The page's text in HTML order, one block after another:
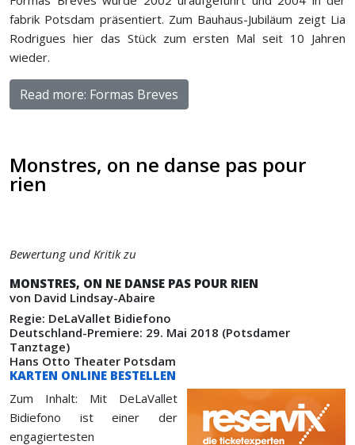
fabrik Potsdam präsentiert. Zum Bauhaus-Jubiläum zeigt Lia
Rodrigues hier das Stück zum ersten Mal seit 10 Jahren
wieder.
Read more: Formas Breves
Monstres, on ne danse pas pour
rien
Bewertung und Kritik zu
MONSTRES, ON NE DANSE PAS POUR RIEN
von David Lindsay-Abaire
Regie: DeLaVallet Bidiefono
Deutschland-Premiere: 29. Mai 2018 (Potsdamer
Tanztage)
Hans Otto Theater Potsdam
KARTEN ONLINE BESTELLEN
Zum Inhalt: Mit DeLaVallet
Bidiefono ist einer der
engagiertesten